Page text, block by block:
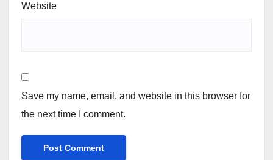
Website
Save my name, email, and website in this browser for
the next time I comment.